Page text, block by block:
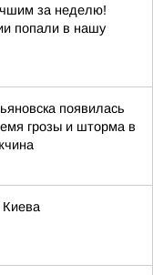
за неделю!
попали в нашу
появилась
грозы и шторма в